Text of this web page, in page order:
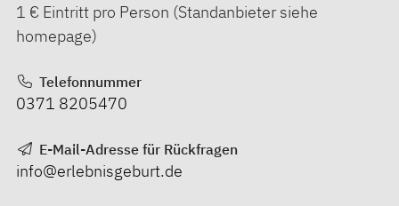
1 € Eintritt pro Person (Standanbieter siehe
homepage)
Telefonnummer
0371 8205470
E-Mail-Adresse für Rückfragen
info@erlebnisgeburt.de